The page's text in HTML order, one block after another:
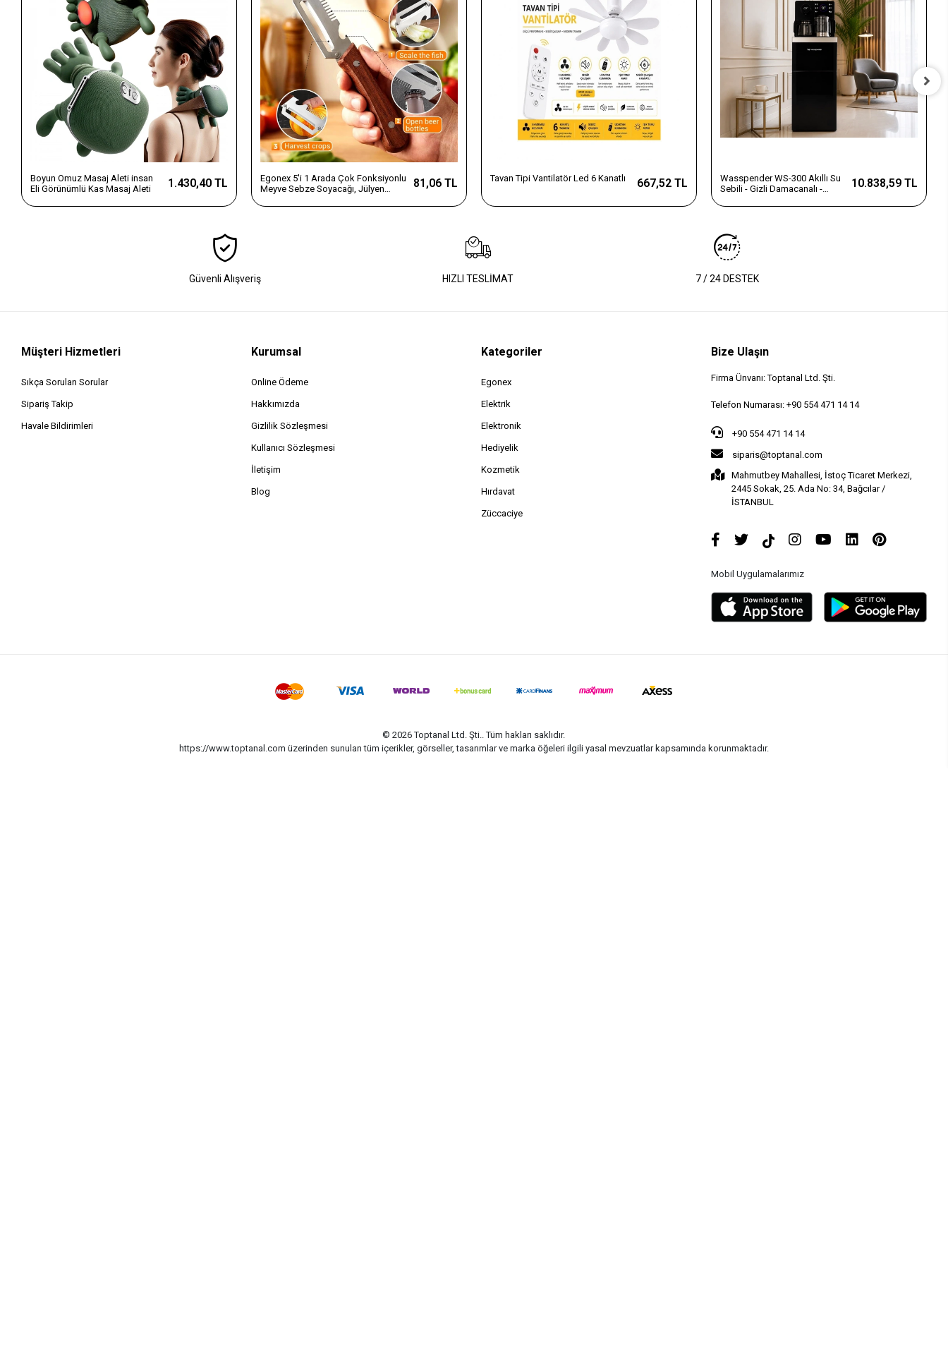
Boyun Omuz Masaj Aleti insan
Eli Görünümlü Kas Masaj Aleti
1.430,40 TL
Egonex 5'i 1 Arada Çok Fonksiyonlu
Meyve Sebze Soyacağı, Jülyen
Saplı Paslanmaz Çelik
81,06 TL Tavan Tipi Vantilatör Led 6 Kanatlı 667,52 TL
Wasspender WS-300 Akıllı Su
Sebili - Gizli Damacanalı -
10.838,59 TL
Güvenli Alışveriş HIZLI TESLİMAT 7 / 24 DESTEK
Müşteri Hizmetleri
Sıkça Sorulan Sorular
Sipariş Takip
Havale Bildirimleri
Kurumsal
Online Ödeme
Hakkımızda
Gizlilik Sözleşmesi
Kullanıcı Sözleşmesi
İletişim
Blog
Kategoriler
Egonex
Elektrik
Elektronik
Hediyelik
Kozmetik
Hırdavat
Züccaciye
Bize Ulaşın
Firma Ünvanı: Toptanal Ltd. Şti.
Telefon Numarası: +90 554 471 14 14
+90 554 471 14 14
siparis@toptanal.com
Mahmutbey Mahallesi, İstoç Ticaret Merkezi,
2445 Sokak, 25. Ada No: 34, Bağcılar /
İSTANBUL
Mobil Uygulamalarımız
© 2026 Toptanal Ltd. Şti.. Tüm hakları saklıdır.
https://www.toptanal.com üzerinden sunulan tüm içerikler, görseller, tasarımlar ve marka öğeleri ilgili yasal mevzuatlar kapsamında korunmaktadır.